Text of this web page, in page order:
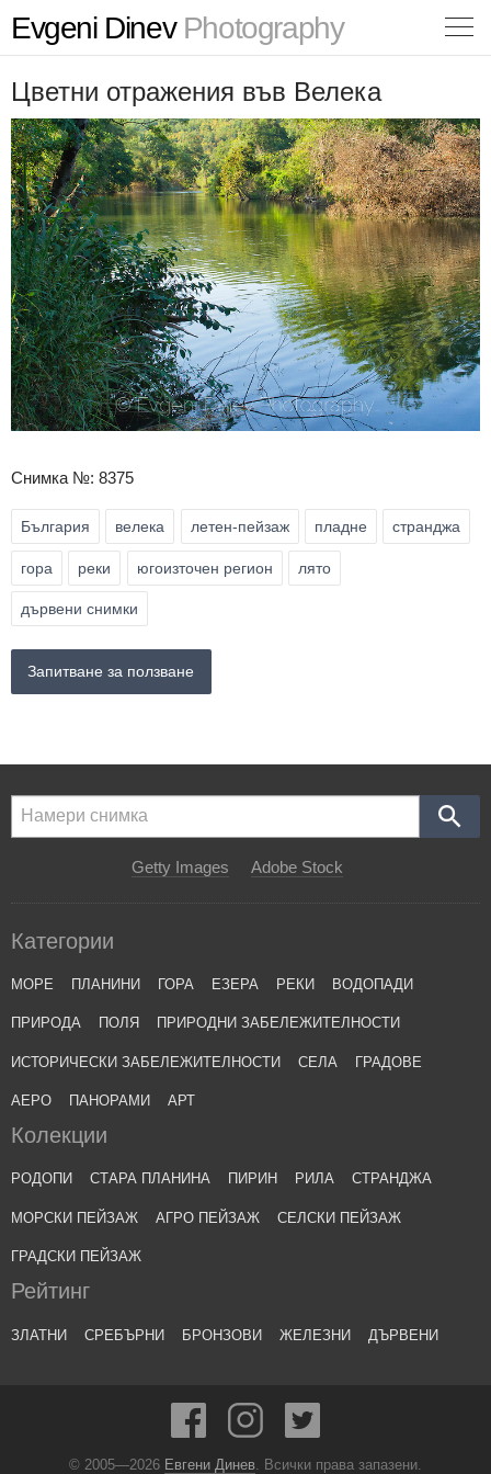
Evgeni DinevPhotography
Цветни отражения във Велека
Снимка №: 8375
България велека летен-пейзаж пладне странджа
гора реки югоизточен регион лято
дървени снимки
Запитване за ползване
Getty Images Adobe Stock
Категории
МОРЕ ПЛАНИНИ ГОРА ЕЗЕРА РЕКИ ВОДОПАДИ
ПРИРОДА ПОЛЯ ПРИРОДНИ ЗАБЕЛЕЖИТЕЛНОСТИ
ИСТОРИЧЕСКИ ЗАБЕЛЕЖИТЕЛНОСТИ СЕЛА ГРАДОВЕ
АЕРО ПАНОРАМИ АРТ
Колекции
РОДОПИ СТАРА ПЛАНИНА ПИРИН РИЛА СТРАНДЖА
МОРСКИ ПЕЙЗАЖ АГРО ПЕЙЗАЖ СЕЛСКИ ПЕЙЗАЖ
ГРАДСКИ ПЕЙЗАЖ
Рейтинг
ЗЛАТНИ СРЕБЪРНИ БРОНЗОВИ ЖЕЛЕЗНИ ДЪРВЕНИ
© 2005—2026 Евгени Динев . Всички права запазени.